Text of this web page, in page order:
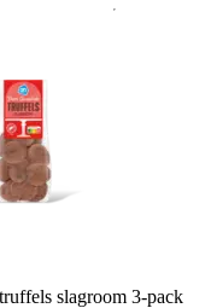
slagroom 3-pack